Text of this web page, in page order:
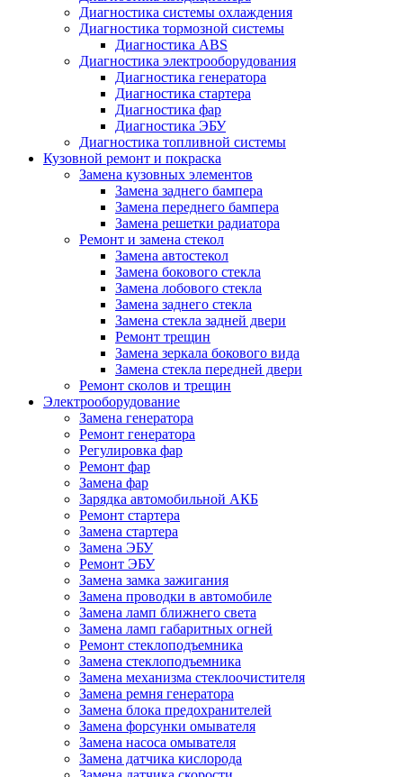
Диагностика системы охлаждения
Диагностика тормозной системы
Диагностика ABS
Диагностика электрооборудования
Диагностика генератора
Диагностика стартера
Диагностика фар
Диагностика ЭБУ
Диагностика топливной системы
Кузовной ремонт и покраска
Замена кузовных элементов
Замена заднего бампера
Замена переднего бампера
Замена решетки радиатора
Ремонт и замена стекол
Замена автостекол
Замена бокового стекла
Замена лобового стекла
Замена заднего стекла
Замена стекла задней двери
Ремонт трещин
Замена зеркала бокового вида
Замена стекла передней двери
Ремонт сколов и трещин
Электрооборудование
Замена генератора
Ремонт генератора
Регулировка фар
Ремонт фар
Замена фар
Зарядка автомобильной АКБ
Ремонт стартера
Замена стартера
Замена ЭБУ
Ремонт ЭБУ
Замена замка зажигания
Замена проводки в автомобиле
Замена ламп ближнего света
Замена ламп габаритных огней
Ремонт стеклоподъемника
Замена стеклоподъемника
Замена механизма стеклоочистителя
Замена ремня генератора
Замена блока предохранителей
Замена форсунки омывателя
Замена насоса омывателя
Замена датчика кислорода